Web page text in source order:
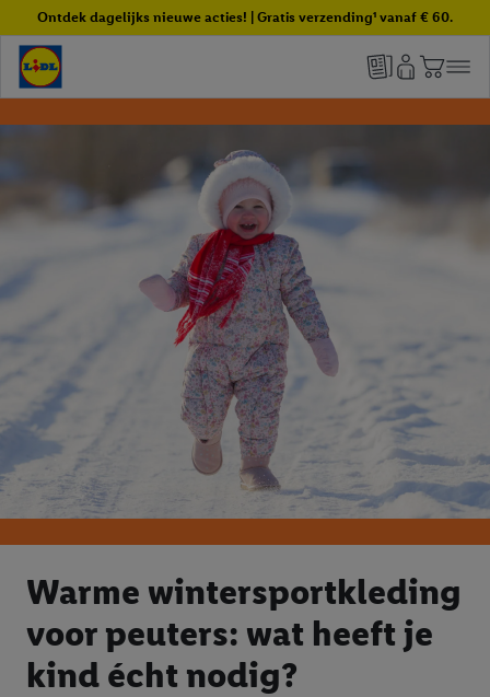
Ontdek dagelijks nieuwe acties! | Gratis verzending¹ vanaf € 60.
Warme wintersportkleding
voor peuters: wat heeft je
kind écht nodig?